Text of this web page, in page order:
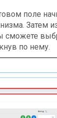
поле
Затем
сможете
по нему.